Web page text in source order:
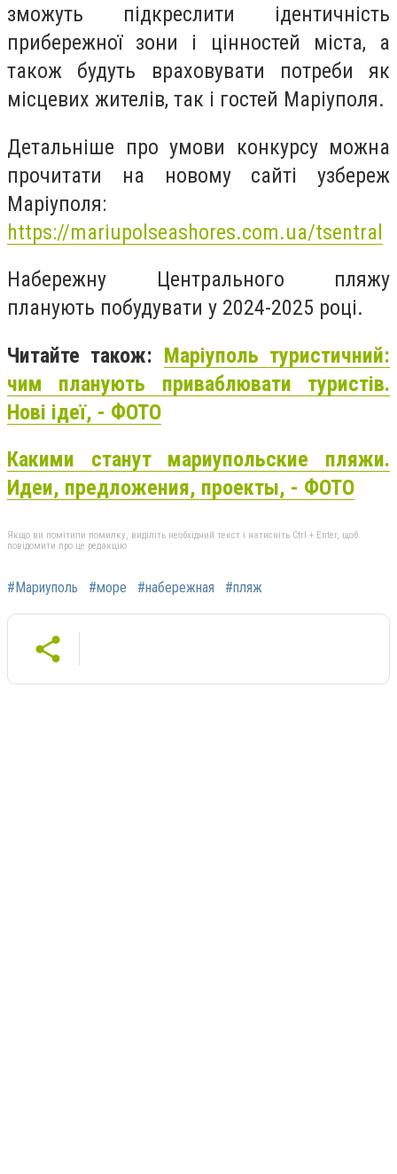
зможуть підкреслити ідентичність
прибережної зони і цінностей міста, а
також будуть враховувати потреби як
місцевих жителів, так і гостей Маріуполя.
Детальніше про умови конкурсу можна
прочитати на новому сайті узбереж
Маріуполя:
https://mariupolseashores.com.ua/tsentral
Набережну Центрального пляжу
планують побудувати у 2024-2025 році.
Читайте також: Маріуполь туристичний:
чим планують приваблювати туристів.
Нові ідеї, - ФОТО
Какими станут мариупольские пляжи.
Идеи, предложения, проекты, - ФОТО
Якщо ви помітили помилку, виділіть необхідний текст і натисніть Ctrl + Enter, щоб
повідомити про це редакцію
#Мариуполь #море #набережная #пляж